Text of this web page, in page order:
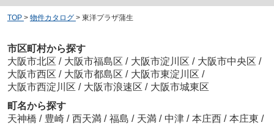
TOP > 物件カタログ > 東洋プラザ蒲生
市区町村から探す
大阪市北区 / 大阪市福島区 / 大阪市淀川区 / 大阪市中央区 /
大阪市西区 / 大阪市都島区 / 大阪市東淀川区 /
大阪市西淀川区 / 大阪市浪速区 / 大阪市城東区
町名から探す
天神橋 / 豊崎 / 西天満 / 福島 / 天満 / 中津 / 本庄西 / 本庄東 /